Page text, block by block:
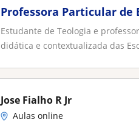
Professora Particular de
Estudante de Teologia e
didática e contextualizada das
Jose Fialho R Jr
Aulas online